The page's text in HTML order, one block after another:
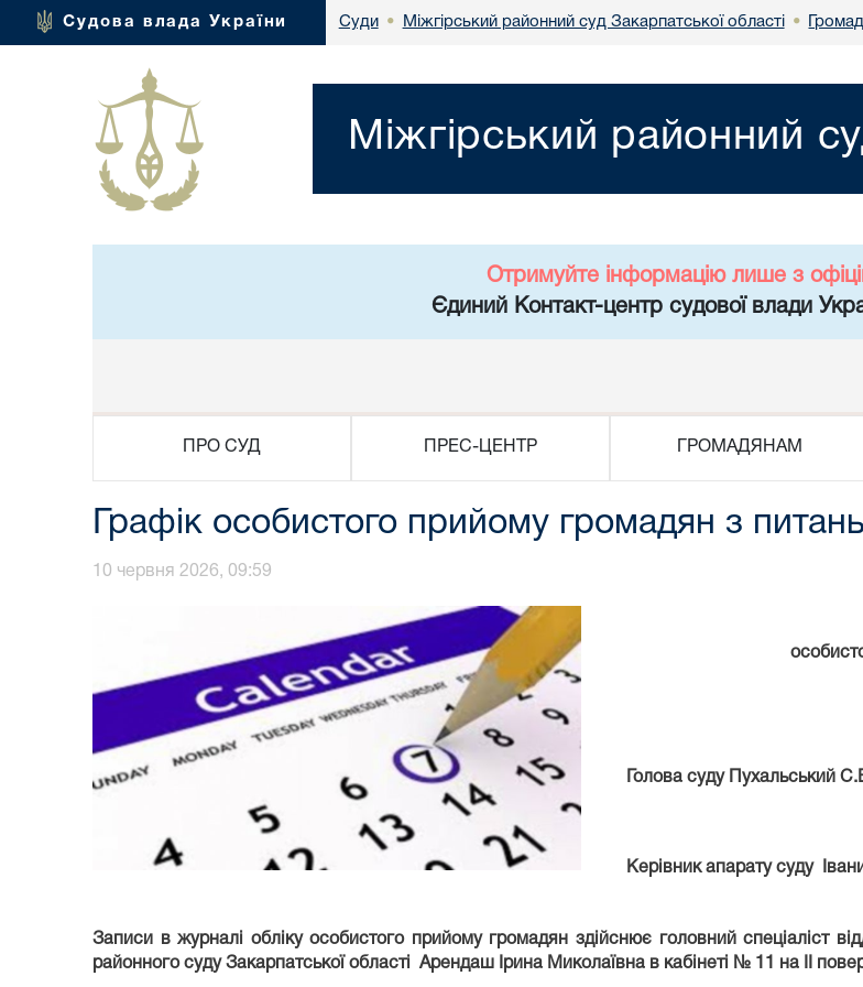
Судова влада України Суди • Міжгірський районний суд Закарпатської області •
Міжгірський районний
Отримуйте інформацію лише з
Єдиний Контакт-центр судової влади
ПРО СУД ПРЕС-ЦЕНТР ГРОМАДЯНАМ
Графік особистого прийому громадян з
10 червня 2026, 09:59
Голова суду Пухальський
Керівник апарату суду
Записи в журналі обліку особистого прийому громадян здійснює головний спеціаліст
районного суду Закарпатської області Арендаш Ірина Миколаївна в кабінеті № 11 на ІІ